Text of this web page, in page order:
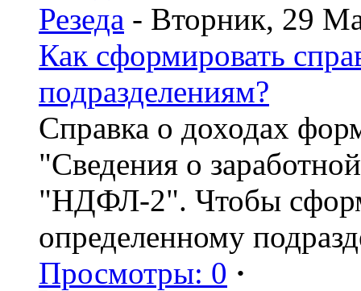
Резеда - Вторник, 29
Как сформировать
подразделениям?
Справка о доходах
"Сведения о
"НДФЛ-2". Чтобы
определенному
Просмотры: 0 ·